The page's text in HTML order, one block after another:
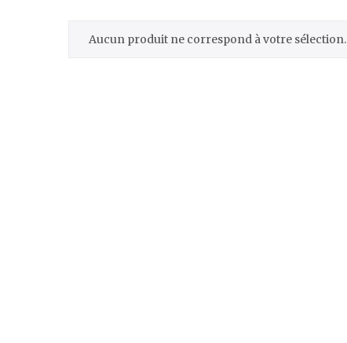
Aucun produit ne correspond à votre sélection.